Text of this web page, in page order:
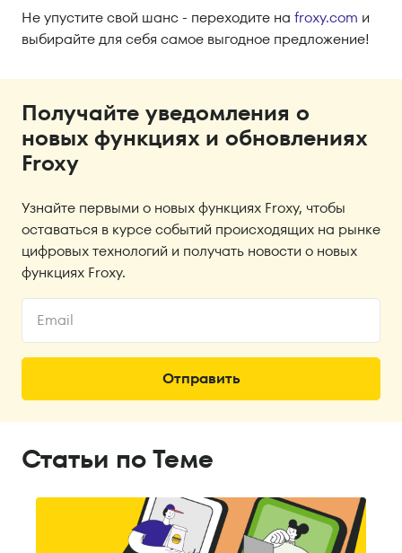
Не упустите свой шанс - переходите на froxy.com и
выбирайте для себя самое выгодное предложение!
Получайте уведомления о
новых функциях и обновлениях
Froxy
Узнайте первыми о новых функциях Froxy, чтобы
оставаться в курсе событий происходящих на рынке
цифровых технологий и получать новости о новых
функциях Froxy.
Статьи по Теме